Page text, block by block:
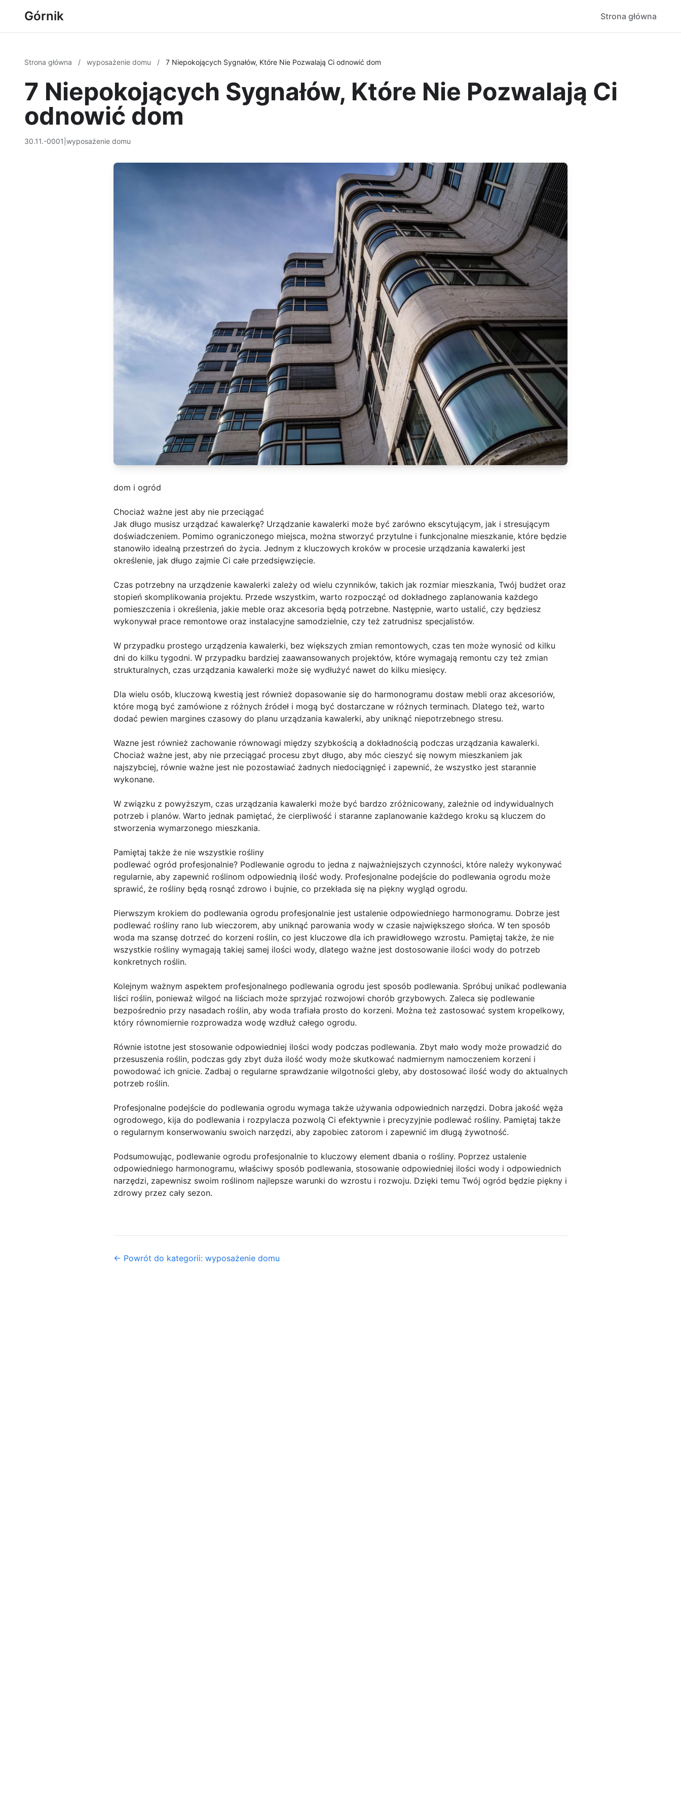
Górnik Strona główna
Strona główna / wyposażenie domu / 7 Niepokojących Sygnałów, Które Nie Pozwalają Ci odnowić dom
7 Niepokojących Sygnałów, Które Nie Pozwalają Ci
odnowić dom
30.11.-0001 wyposażenie domu
dom i ogród
Chociaż ważne jest aby nie przeciągać
Jak długo musisz urządzać kawalerkę? Urządzanie kawalerki może być zarówno ekscytującym, jak i stresującym
doświadczeniem. Pomimo ograniczonego miejsca, można stworzyć przytulne i funkcjonalne mieszkanie, które będzie
stanowiło idealną przestrzeń do życia. Jednym z kluczowych kroków w procesie urządzania kawalerki jest
określenie, jak długo zajmie Ci całe przedsięwzięcie.
Czas potrzebny na urządzenie kawalerki zależy od wielu czynników, takich jak rozmiar mieszkania, Twój budżet oraz
stopień skomplikowania projektu. Przede wszystkim, warto rozpocząć od dokładnego zaplanowania każdego
pomieszczenia i określenia, jakie meble oraz akcesoria będą potrzebne. Następnie, warto ustalić, czy będziesz
wykonywał prace remontowe oraz instalacyjne samodzielnie, czy też zatrudnisz specjalistów.
W przypadku prostego urządzenia kawalerki, bez większych zmian remontowych, czas ten może wynosić od kilku
dni do kilku tygodni. W przypadku bardziej zaawansowanych projektów, które wymagają remontu czy też zmian
strukturalnych, czas urządzania kawalerki może się wydłużyć nawet do kilku miesięcy.
Dla wielu osób, kluczową kwestią jest również dopasowanie się do harmonogramu dostaw mebli oraz akcesoriów,
które mogą być zamówione z różnych źródeł i mogą być dostarczane w różnych terminach. Dlatego też, warto
dodać pewien margines czasowy do planu urządzania kawalerki, aby uniknąć niepotrzebnego stresu.
Wazne jest również zachowanie równowagi między szybkością a dokładnością podczas urządzania kawalerki.
Chociaż ważne jest, aby nie przeciągać procesu zbyt długo, aby móc cieszyć się nowym mieszkaniem jak
najszybciej, równie ważne jest nie pozostawiać żadnych niedociągnięć i zapewnić, że wszystko jest starannie
wykonane.
W związku z powyższym, czas urządzania kawalerki może być bardzo zróżnicowany, zależnie od indywidualnych
potrzeb i planów. Warto jednak pamiętać, że cierpliwość i staranne zaplanowanie każdego kroku są kluczem do
stworzenia wymarzonego mieszkania.
Pamiętaj także że nie wszystkie rośliny
podlewać ogród profesjonalnie? Podlewanie ogrodu to jedna z najważniejszych czynności, które należy wykonywać
regularnie, aby zapewnić roślinom odpowiednią ilość wody. Profesjonalne podejście do podlewania ogrodu może
sprawić, że rośliny będą rosnąć zdrowo i bujnie, co przekłada się na piękny wygląd ogrodu.
Pierwszym krokiem do podlewania ogrodu profesjonalnie jest ustalenie odpowiedniego harmonogramu. Dobrze jest
podlewać rośliny rano lub wieczorem, aby uniknąć parowania wody w czasie największego słońca. W ten sposób
woda ma szansę dotrzeć do korzeni roślin, co jest kluczowe dla ich prawidłowego wzrostu. Pamiętaj także, że nie
wszystkie rośliny wymagają takiej samej ilości wody, dlatego ważne jest dostosowanie ilości wody do potrzeb
konkretnych roślin.
Kolejnym ważnym aspektem profesjonalnego podlewania ogrodu jest sposób podlewania. Spróbuj unikać podlewania
liści roślin, ponieważ wilgoć na liściach może sprzyjać rozwojowi chorób grzybowych. Zaleca się podlewanie
bezpośrednio przy nasadach roślin, aby woda trafiała prosto do korzeni. Można też zastosować system kropelkowy,
który równomiernie rozprowadza wodę wzdłuż całego ogrodu.
Równie istotne jest stosowanie odpowiedniej ilości wody podczas podlewania. Zbyt mało wody może prowadzić do
przesuszenia roślin, podczas gdy zbyt duża ilość wody może skutkować nadmiernym namoczeniem korzeni i
powodować ich gnicie. Zadbaj o regularne sprawdzanie wilgotności gleby, aby dostosować ilość wody do aktualnych
potrzeb roślin.
Profesjonalne podejście do podlewania ogrodu wymaga także używania odpowiednich narzędzi. Dobra jakość węża
ogrodowego, kija do podlewania i rozpylacza pozwolą Ci efektywnie i precyzyjnie podlewać rośliny. Pamiętaj także
o regularnym konserwowaniu swoich narzędzi, aby zapobiec zatorom i zapewnić im długą żywotność.
Podsumowując, podlewanie ogrodu profesjonalnie to kluczowy element dbania o rośliny. Poprzez ustalenie
odpowiedniego harmonogramu, właściwy sposób podlewania, stosowanie odpowiedniej ilości wody i odpowiednich
narzędzi, zapewnisz swoim roślinom najlepsze warunki do wzrostu i rozwoju. Dzięki temu Twój ogród będzie piękny i
zdrowy przez cały sezon.
← Powrót do kategorii: wyposażenie domu